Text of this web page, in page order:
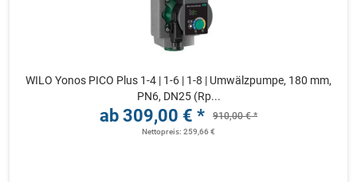
WILO Yonos PICO Plus 1-4 | 1-6 | 1-8 | Umwälzpumpe, 180 mm,
PN6, DN25 (Rp...
ab 309,00 € * 910,00 € *
Nettopreis: 259,66 €